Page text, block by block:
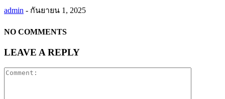
admin - กันยายน 1, 2025
NO COMMENTS
LEAVE A REPLY